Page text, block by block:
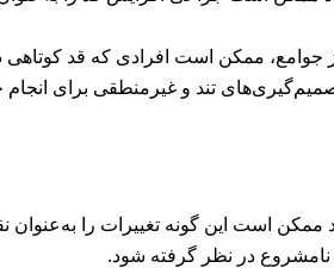
از جوامع، ممکن است افرادی که قد
تند و غیرمنطقی برای
ممکن است این گونه تغییرات را
نامشروع در نظر گرفته شود.